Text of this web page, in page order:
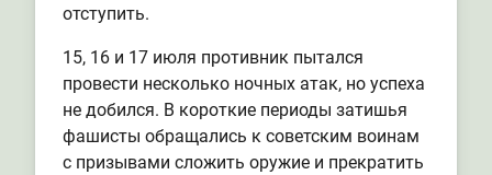
отступить.
15, 16 и 17 июля противник пытался
провести несколько ночных атак, но успеха
не добился. В короткие периоды затишья
фашисты обращались к советским воинам
с призывами сложить оружие и прекратить